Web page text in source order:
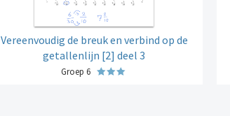
Vereenvoudig de breuk en verbind op de
getallenlijn [2] deel 3
Groep 6